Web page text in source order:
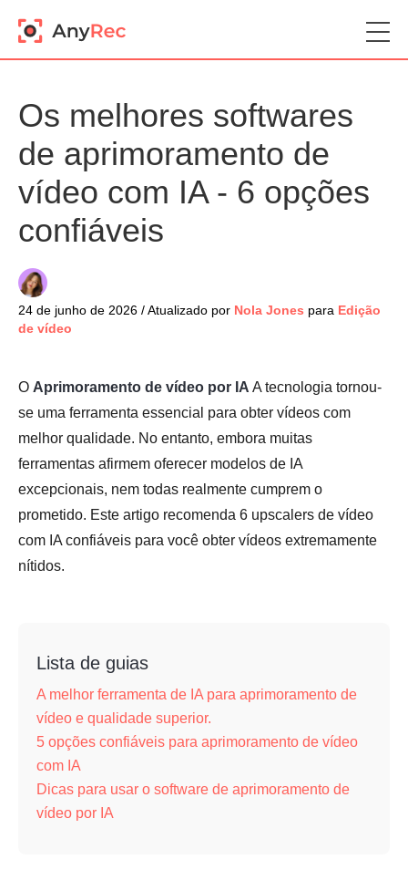
Os melhores softwares
de aprimoramento de
vídeo com IA - 6 opções
confiáveis
24 de junho de 2026 / Atualizado por Nola Jones para Edição
de vídeo
O Aprimoramento de vídeo por IA A tecnologia tornou-
se uma ferramenta essencial para obter vídeos com
melhor qualidade. No entanto, embora muitas
ferramentas afirmem oferecer modelos de IA
excepcionais, nem todas realmente cumprem o
prometido. Este artigo recomenda 6 upscalers de vídeo
com IA confiáveis para você obter vídeos extremamente
nítidos.
Lista de guias
A melhor ferramenta de IA para aprimoramento de
vídeo e qualidade superior.
5 opções confiáveis para aprimoramento de vídeo
com IA
Dicas para usar o software de aprimoramento de
vídeo por IA